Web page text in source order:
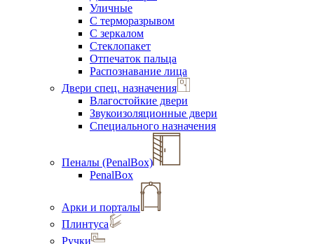
Уличные
С терморазрывом
С зеркалом
Стеклопакет
Отпечаток пальца
Распознавание лица
Двери спец. назначения
Влагостойкие двери
Звукоизоляционные двери
Специального назначения
Пеналы (PenalBox)
PenalBox
Арки и порталы
Плинтуса
Ручки